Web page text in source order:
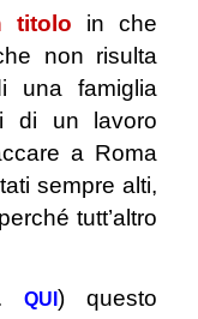
titolo in che
non risulta
una famiglia
di un lavoro
a Roma
sempre alti,
tutt’altro
QUI ) questo